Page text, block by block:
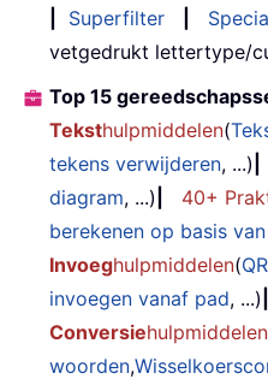
Superfilter
vetgedrukt lettertype/
Top 15
Teksthulpmiddelen(
tekens verwijderen, ...)
diagram, ...) 40+
berekenen op basis
Invoeghulpmiddelen(
invoegen vanaf pad, ...)
Conversiehulpmiddelen
woorden,